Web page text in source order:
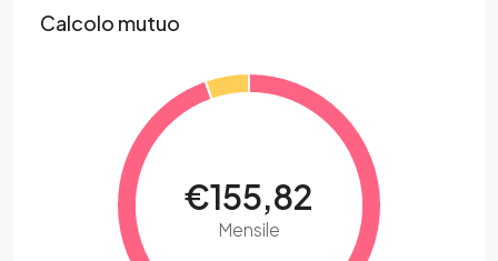
Calcolo mutuo
€155,82
Mensile